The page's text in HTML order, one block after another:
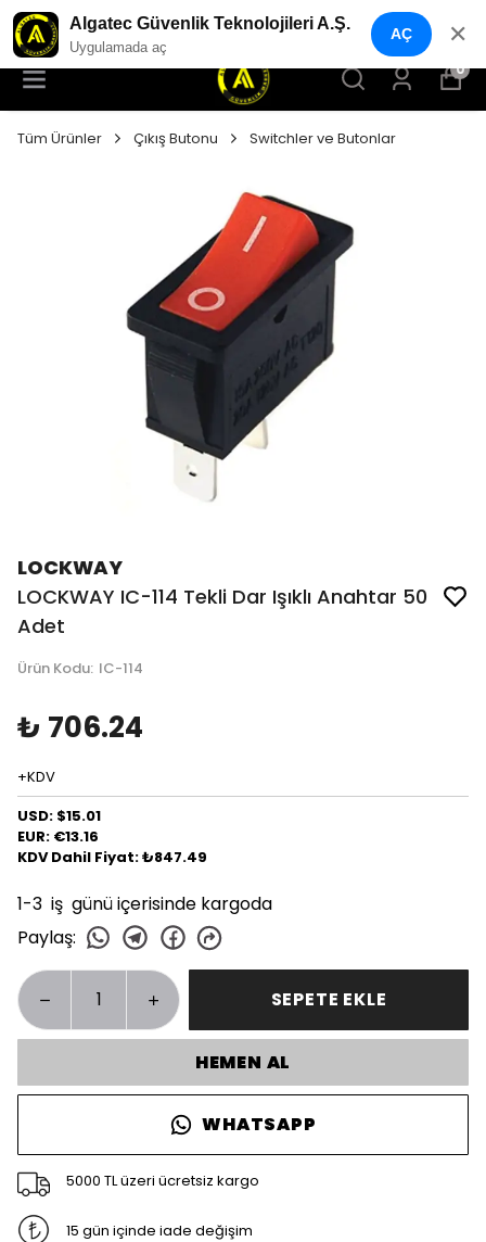
YENI NESIL GÜVENLIK GEÇIŞ SISTEMLERI
0
Tüm Ürünler Çıkış Butonu Switchler ve Butonlar
LOCKWAY
LOCKWAY IC-114 Tekli Dar Işıklı Anahtar 50
Adet
Ürün Kodu: IC-114
₺ 706.24
+KDV
USD: $15.01
EUR: €13.16
KDV Dahil Fiyat: ₺847.49
1-3 iş günü içerisinde kargoda
Paylaş:
SEPETE EKLE
HEMEN AL
WHATSAPP
5000 TL üzeri ücretsiz kargo
15 gün içinde iade değişim
Algatec Güvenlik Teknolojileri A.Ş.
Uygulamada aç
AÇ ✕